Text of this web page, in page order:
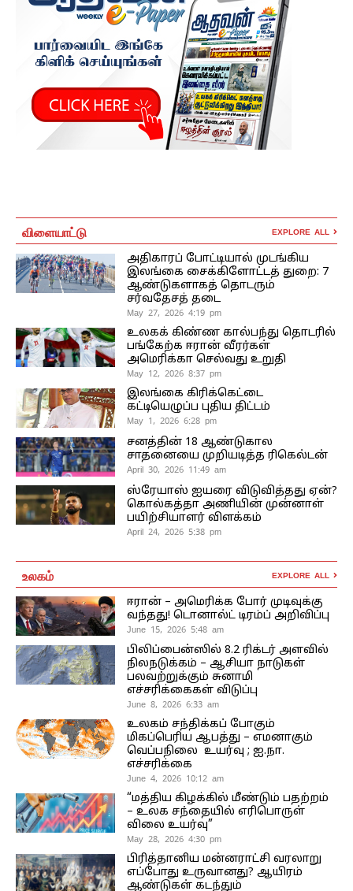
விளையாட்டு EXPLORE ALL
அதிகாரப் போட்டியால் முடங்கிய
இலங்கை சைக்கிளோட்டத் துறை: 7
ஆண்டுகளாகத் தொடரும்
சர்வதேசத் தடை
May 27, 2026 4:19 pm
உலகக் கிண்ண கால்பந்து தொடரில்
பங்கேற்க ஈரான் வீரர்கள்
அமெரிக்கா செல்வது உறுதி
May 12, 2026 8:37 pm
இலங்கை கிரிக்கெட்டை
கட்டியெழுப்ப புதிய திட்டம்
May 1, 2026 6:28 pm
சனத்தின் 18 ஆண்டுகால
சாதனையை முறியடித்த ரிகெல்டன்
April 30, 2026 11:49 am
ஸ்ரேயாஸ் ஐயரை விடுவித்தது ஏன்?
கொல்கத்தா அணியின் முன்னாள்
பயிற்சியாளர் விளக்கம்
April 24, 2026 5:38 pm
உலகம் EXPLORE ALL
ஈரான் – அமெரிக்க போர் முடிவுக்கு
வந்தது! டொனால்ட் டிரம்ப் அறிவிப்பு
June 15, 2026 5:48 am
பிலிப்பைன்ஸில் 8.2 ரிக்டர் அளவில்
நிலநடுக்கம் – ஆசியா நாடுகள்
பலவற்றுக்கும் சுனாமி
எச்சரிக்கைகள் விடுப்பு
June 8, 2026 6:33 am
உலகம் சந்திக்கப் போகும்
மிகப்பெரிய ஆபத்து – எமனாகும்
வெப்பநிலை உயர்வு ; ஐ.நா.
எச்சரிக்கை
June 4, 2026 10:12 am
“மத்திய கிழக்கில் மீண்டும் பதற்றம்
– உலக சந்தையில் எரிபொருள்
விலை உயர்வு”
May 28, 2026 4:30 pm
பிரித்தானிய மன்னராட்சி வரலாறு
எப்போது உருவானது? ஆயிரம்
ஆண்டுகள் கடந்தும்